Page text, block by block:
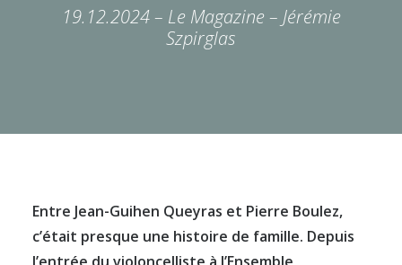
RECHERCHE
19.12.2024 – Le Magazine – Jérémie
Szpirglas
Entre Jean-Guihen Queyras et Pierre Boulez,
c’était presque une histoire de famille. Depuis